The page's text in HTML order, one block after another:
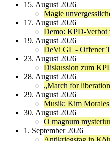
15. August 2026
Magie
17. August 2026
Demo: KPD-Verbot
19. August 2026
DeVi GL - Offener
23. August 2026
Diskussion zum
28. August 2026
„March for
29. August 2026
Musik: Kim
30. August 2026
O magnum
1. September 2026